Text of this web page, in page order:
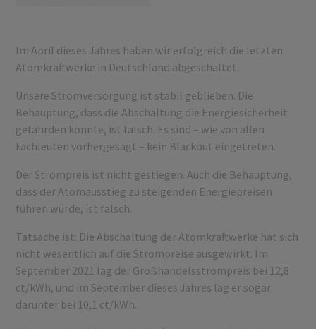
Im April dieses Jahres haben wir erfolgreich die letzten
Atomkraftwerke in Deutschland abgeschaltet.
Unsere Stromversorgung ist stabil geblieben. Die
Behauptung, dass die Abschaltung die Energiesicherheit
gefährden könnte, ist falsch. Es sind – wie von allen
Fachleuten vorhergesagt – kein Blackout eingetreten.
Der Strompreis ist nicht gestiegen. Auch die Behauptung,
dass der Atomausstieg zu steigenden Energiepreisen
führen würde, ist falsch.
Tatsache ist: Die Abschaltung der Atomkraftwerke hat sich
nicht wesentlich auf die Strompreise ausgewirkt. Im
September 2021 lag der Großhandelsstrompreis bei 12,8
ct/kWh, und im September dieses Jahres lag er sogar
darunter bei 10,1 ct/kWh.